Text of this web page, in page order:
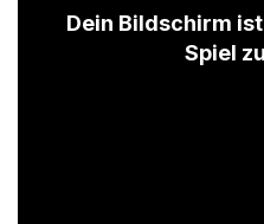
Dein Bildschirm
Spiel